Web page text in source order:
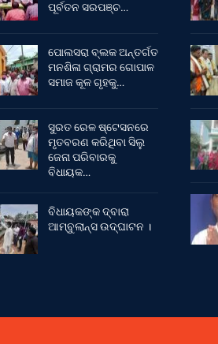
ପୂର୍ବତନ ସରପଞ୍ଚ…
ପୋଲସରା ବ୍ଲକ ଅନ୍ତର୍ଗତ
ମନଶିଳା ଗ୍ରାମର ଗୋପାଳ
ସମାଜ କୂଳ ଗୃହକୁ…
ସୁରତ ରେଳ ଷ୍ଟେସନରେ
ମୃତବରଣ କରିଥିବା ସିଲୁ
ଜେନା ପରିବାରକୁ
ବିଧାୟକ…
ବିଧାୟକଙ୍କ ଦ୍ବାରା
ଆମ୍ବୁଲାନ୍ସ ଉଦ୍‌ଘାଟନ ।